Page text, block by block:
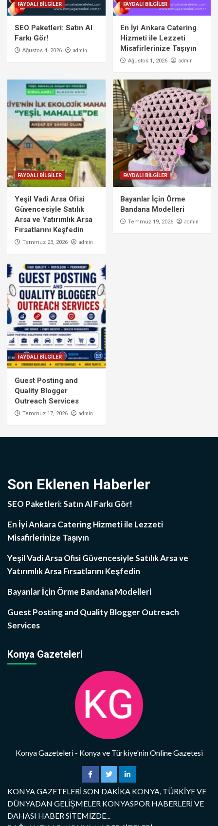
FAYDALI BİLGİLER
SEO Paketleri: Satın Al
Farkı Gör!
Ağustos 4, 2026 admin
FAYDALI BİLGİLER
En İyi Ankara Catering
Hizmeti ile Lezzeti
Misafirlerinize Taşıyın
Ağustos 1, 2026 admin
FAYDALI BİLGİLER
Yeşil Vadi Arsa Ofisi
Güvencesiyle Satılık
Arsa ve Yatırımlık Arsa
Fırsatlarını Keşfedin
Temmuz 23, 2026 admin
FAYDALI BİLGİLER
Bayanlar İçin Örme
Bandana Modelleri
Temmuz 19, 2026 admin
FAYDALI BİLGİLER
Guest Posting and
Quality Blogger
Outreach Services
Temmuz 17, 2026 admin
Son Eklenen Haberler
SEO Paketleri: Satın Al Farkı Gör!
En İyi Ankara Catering Hizmeti ile Lezzeti
Misafirlerinize Taşıyın
Yeşil Vadi Arsa Ofisi Güvencesiyle Satılık Arsa ve
Yatırımlık Arsa Fırsatlarını Keşfedin
Bayanlar İçin Örme Bandana Modelleri
Guest Posting and Quality Blogger Outreach
Services
Konya Gazeteleri
Konya Gazeteleri - Konya ve Türkiye'nin Online Gazetesi
KONYA GAZETELERİ SON DAKİKA KONYA, TÜRKİYE VE
DÜNYADAN GELİŞMELER KONYASPOR HABERLERİ VE
DAHASI HABER SİTEMİZDE...